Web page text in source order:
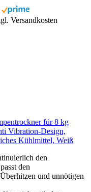
Versandkosten
für 8 kg
Vibration-Design,
Kühlmittel, Weiß
den
den
und unnötigen